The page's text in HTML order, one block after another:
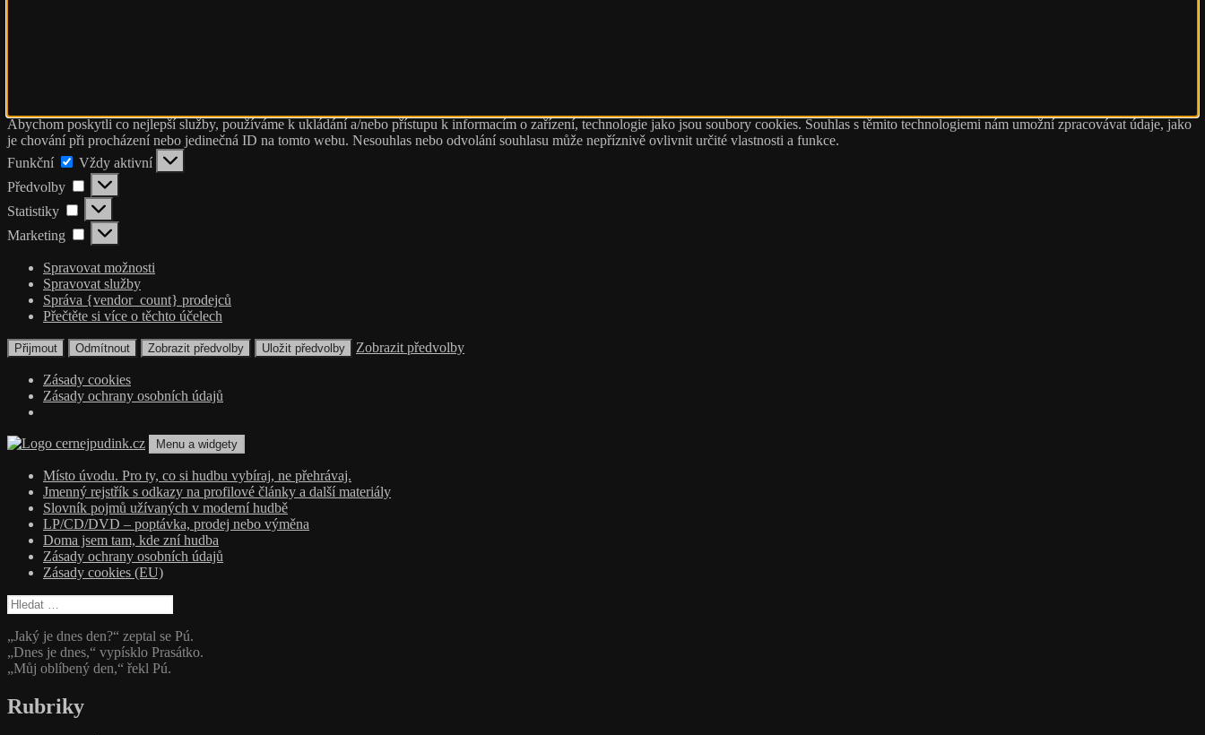
Abychom poskytli co nejlepší služby, používáme k ukládání a/nebo přístupu k informacím o zařízení, technologie jako jsou soubory cookies. Souhlas s těmito technologiemi nám umožní zpracovávat údaje, jako
je chování při procházení nebo jedinečná ID na tomto webu. Nesouhlas nebo odvolání souhlasu může nepříznivě ovlivnit určité vlastnosti a funkce.
Funkční
Funkční
Vždy aktivní
Předvolby
Předvolby
Statistiky Statistiky
Marketing Marketing
Spravovat možnosti
Spravovat služby
Správa {vendor_count} prodejců
Přečtěte si více o těchto účelech
Přijmout Odmítnout Zobrazit předvolby Uložit předvolby Zobrazit předvolby
Zásady cookies
Zásady ochrany osobních údajů
Přejít
obsahu
webu
cernejpudink.cz
Hudební magazín o zapomenutých příbězích, jazzu, alternativě a albech s hlubším kontextem
Menu a widgety
Místo úvodu. Pro ty, co si hudbu vybíraj, ne přehrávaj.
Jmenný rejstřík s odkazy na profilové články a další materiály
Slovník pojmů užívaných v moderní hudbě
LP/CD/DVD – poptávka, prodej nebo výměna
Doma jsem tam, kde zní hudba
Zásady ochrany osobních údajů
Zásady cookies (EU)
Vyhledávání
„Jaký je dnes den?“ zeptal se Pú.
„Dnes je dnes,“ vypísklo Prasátko.
„Můj oblíbený den,“ řekl Pú.
Rubriky